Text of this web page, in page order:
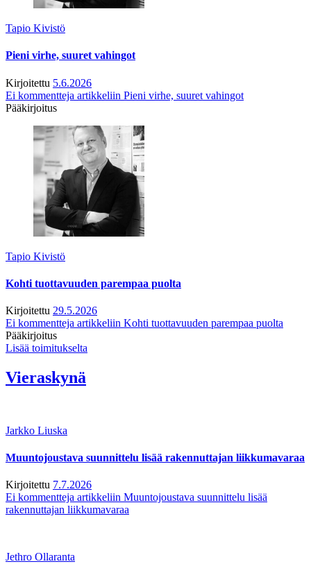
Tapio Kivistö
Pieni virhe, suuret vahingot
Kirjoitettu 5.6.2026
Ei kommentteja artikkeliin Pieni virhe, suuret vahingot
Pääkirjoitus
Tapio Kivistö
Kohti tuottavuuden parempaa puolta
Kirjoitettu 29.5.2026
Ei kommentteja artikkeliin Kohti tuottavuuden parempaa puolta
Pääkirjoitus
Lisää toimitukselta
Vieraskynä
Jarkko Liuska
Muuntojoustava suunnittelu lisää rakennuttajan liikkumavaraa
Kirjoitettu 7.7.2026
Ei kommentteja artikkeliin Muuntojoustava suunnittelu lisää
rakennuttajan liikkumavaraa
Jethro Ollaranta